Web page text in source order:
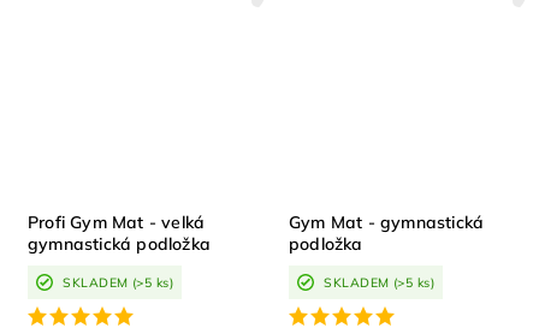
Profi Gym Mat - velká
gymnastická podložka
SKLADEM (>5 ks)
Gym Mat - gymnastická
podložka
SKLADEM (>5 ks)